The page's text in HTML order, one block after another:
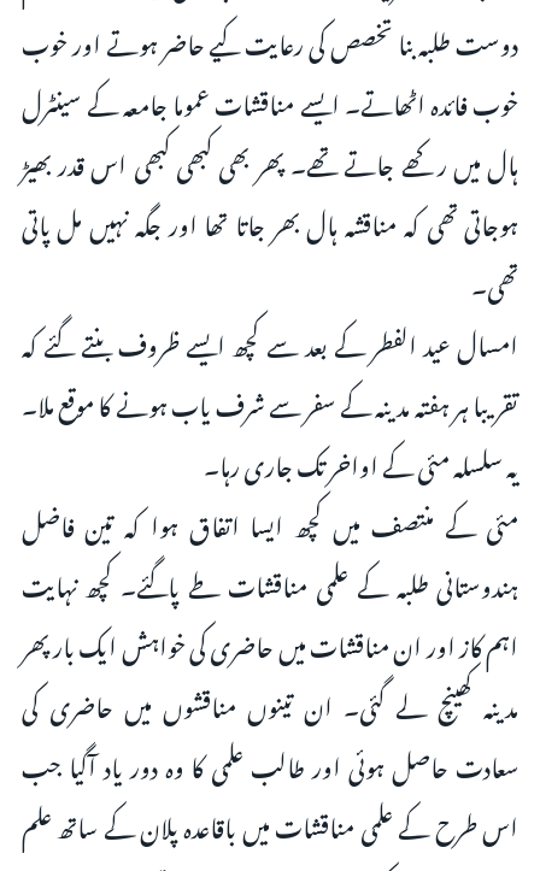
دوست طلبہ بنا تخصص کی رعایت کیے حاضر ہوتے اور خوب
خوب فائدہ اٹھاتے۔ ایسے مناقشات عموما جامعہ کے سینٹرل
ہال میں رکھے جاتے تھے۔ پھر بھی کبھی کبھی اس قدر بھیڑ
ہوجاتی تھی کہ مناقشہ ہال بھر جاتا تھا اور جگہ نہیں مل پاتی
تھی۔
امسال عید الفطر کے بعد سے کچھ ایسے ظروف بنتے گئے کہ
تقریبا ہر ہفتہ مدینہ کے سفر سے شرف یاب ہونے کا موقع ملا۔
یہ سلسلہ مئی کے اواخر تک جاری رہا۔
مئی کے منتصف میں کچھ ایسا اتفاق ہوا کہ تین فاضل
ہندوستانی طلبہ کے علمی مناقشات طے پاگئے۔ کچھ نہایت
اہم کاز اور ان مناقشات میں حاضری کی خواہش ایک بار پھر
مدینہ کھینچ لے گئی۔ ان تینوں مناقشوں میں حاضری کی
سعادت حاصل ہوئی اور طالب علمی کا وہ دور یاد آگیا جب
اس طرح کے علمی مناقشات میں باقاعدہ پلان کے ساتھ علم